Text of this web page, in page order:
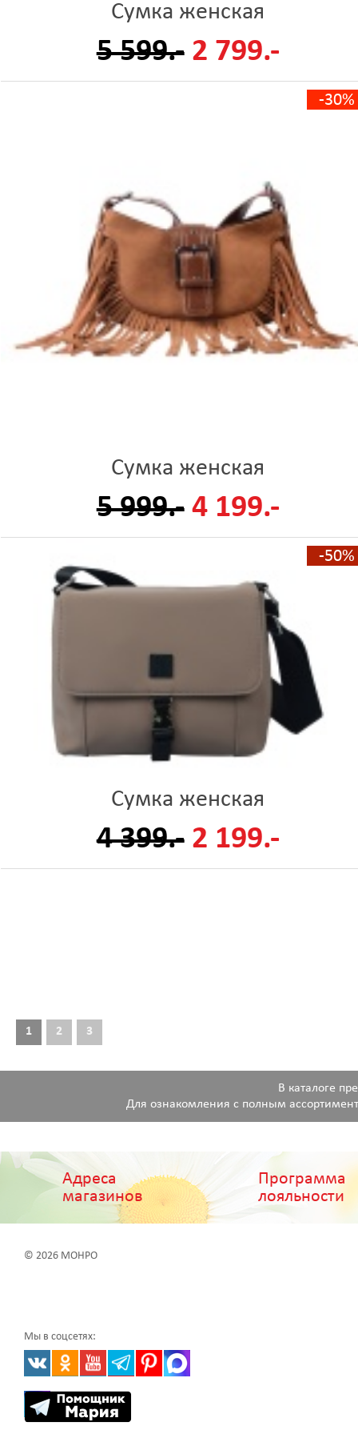
Сумка женская
5 599.- 2 799.-
-30%
Сумка женская
5 999.- 4 199.-
-50%
Сумка женская
4 399.- 2 199.-
1 2 3
В каталоге
Для ознакомления с полным
Адреса
магазинов
Программа
лояльности
© 2026 МОНРО
Мы в соцсетях: